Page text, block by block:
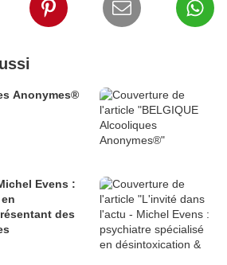
Anonymes®
Evens :
des